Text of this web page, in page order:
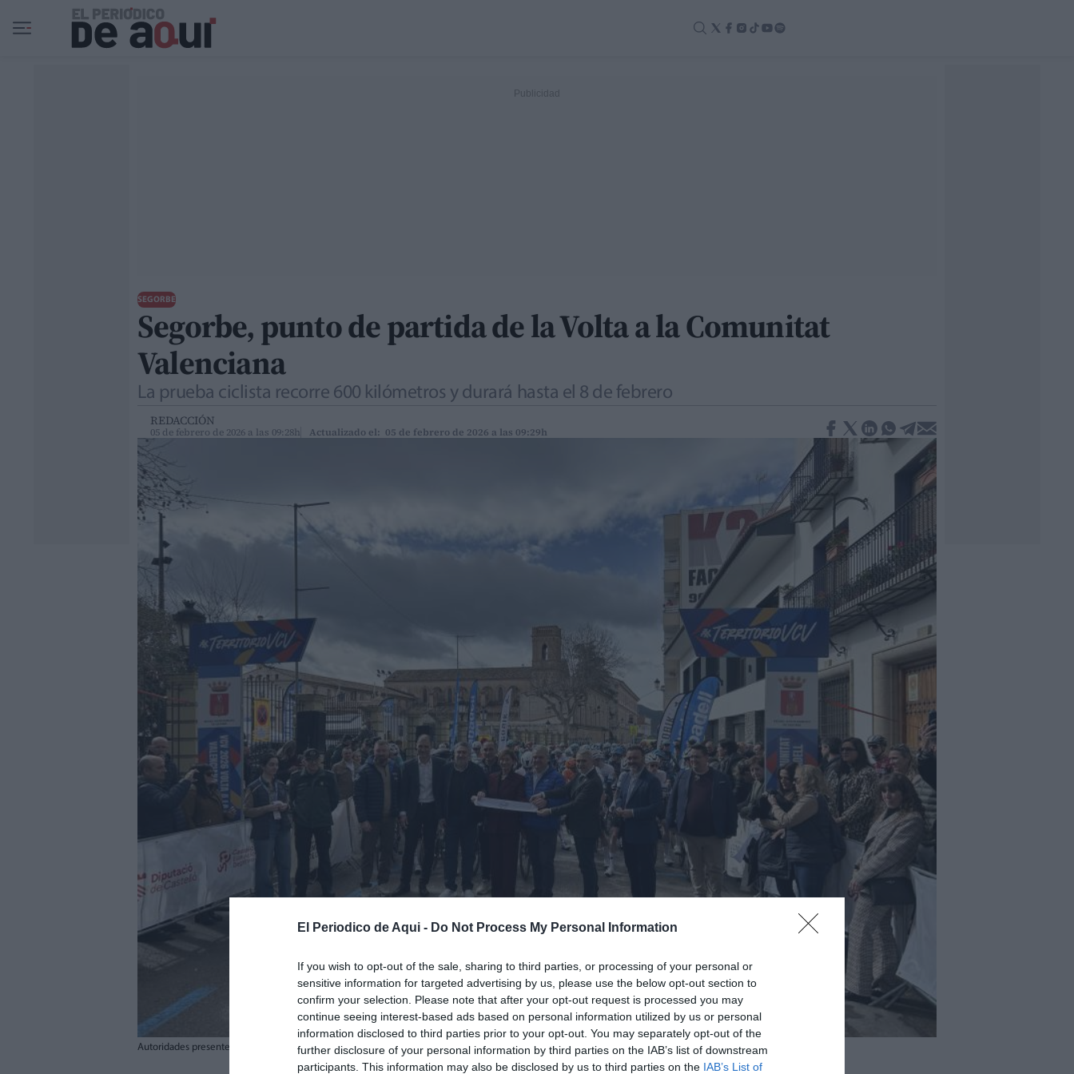
El Periodico de Aqui - Do Not Process My Personal Information
If you wish to opt-out of the sale, sharing to third parties, or processing of your personal or
sensitive information for targeted advertising by us, please use the below opt-out section to
confirm your selection. Please note that after your opt-out request is processed you may
continue seeing interest-based ads based on personal information utilized by us or personal
information disclosed to third parties prior to your opt-out. You may separately opt-out of the
further disclosure of your personal information by third parties on the IAB’s list of downstream
participants. This information may also be disclosed by us to third parties on the IAB’s List of
Ir al contenido principal
SEGORBE
Segorbe, punto de partida de la Volta a la Comunitat
Valenciana
La prueba ciclista recorre 600 kilómetros y durará hasta el 8 de febrero
REDACCIÓN
05 de febrero de 2026 a las 09:28h Actualizado el: 05 de febrero de 2026 a las 09:29h
Autoridades presentes en la prueba. EPDA